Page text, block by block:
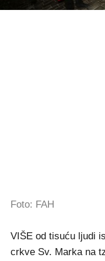
Foto: FAH
VIŠE od tisuću ljudi
crkve Sv. Marka na